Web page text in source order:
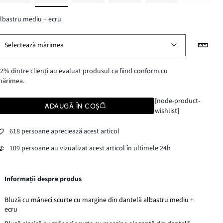
mediu + ecru
Selectează mărimea
dintre clienți au evaluat produsul ca fiind conform cu
ADAUGĂ ÎN COȘ
[node-product-
wishlist]
618 persoane apreciează acest articol
109 persoane au vizualizat acest articol în ultimele 24h
Informații despre produs
Bluză cu mâneci scurte cu margine din dantelă albastru mediu +
ecru